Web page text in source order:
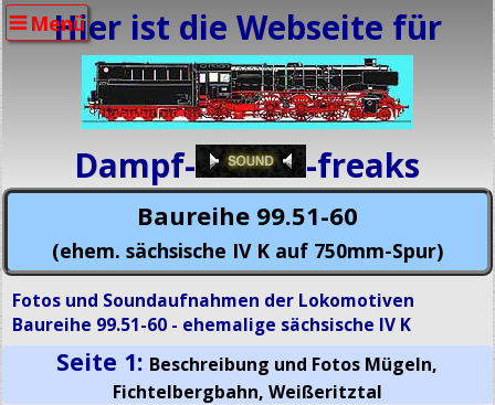
Menü
Hier ist die Webseite für
Dampf- -freaks
Baureihe 99.51-60
(ehem. sächsische IV K auf 750mm-Spur)
Fotos und Soundaufnahmen der Lokomotiven
Baureihe 99.51-60 - ehemalige sächsische IV K
Seite 1: Beschreibung und Fotos Mügeln,
Fichtelbergbahn, Weißeritztal